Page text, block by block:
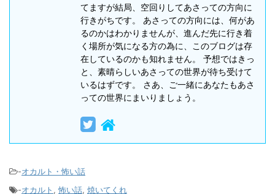
てますが結局、空回りしてあさっての方向に
行きがちです。 あさっての方向には、何があ
るのかはわかりませんが、進んだ先に行き着
く場所が気になる方の為に、このブログは存
在しているのかも知れません。 予想ではきっ
と、素晴らしいあさっての世界が待ち受けて
いるはずです。 さあ、ご一緒にあなたもあさ
っての世界にまいりましょう。
-オカルト・怖い話
-オカルト ,怖い話, 焼いてくれ